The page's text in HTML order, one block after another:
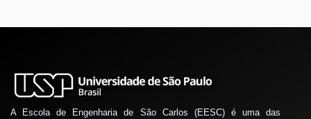
A Escola de Engenharia de São Carlos (EESC) é uma das